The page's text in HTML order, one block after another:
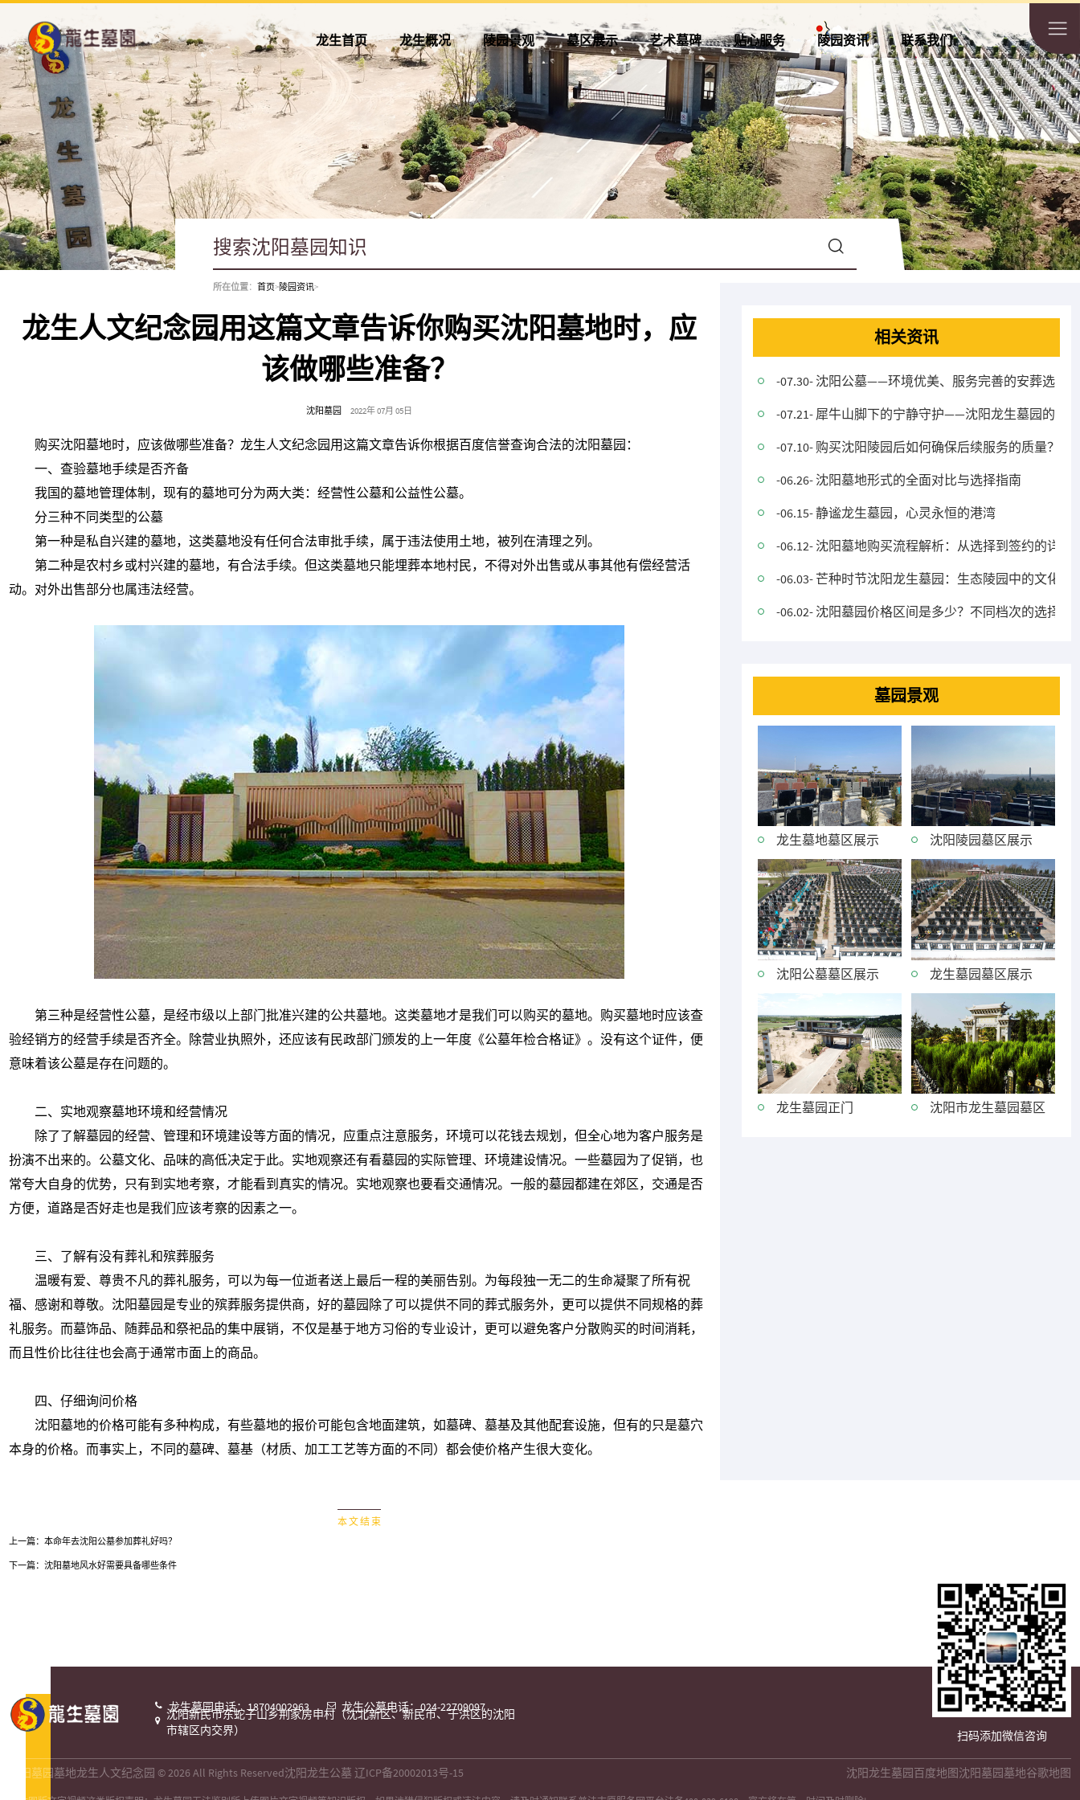
龙生首页 龙生概况 陵园景观 墓区展示 艺术墓碑 贴心服务 陵园资讯 联系我们
所在位置：首页>陵园资讯>
龙生人文纪念园用这篇文章告诉你购买沈阳墓地时，应
该做哪些准备？
沈阳墓园 2022年 07月 05日
购买沈阳墓地时，应该做哪些准备？龙生人文纪念园用这篇文章告诉你根据百度信誉查询合法的沈阳墓园：
一、查验墓地手续是否齐备
我国的墓地管理体制，现有的墓地可分为两大类：经营性公墓和公益性公墓。
分三种不同类型的公墓
第一种是私自兴建的墓地，这类墓地没有任何合法审批手续，属于违法使用土地，被列在清理之列。
第二种是农村乡或村兴建的墓地，有合法手续。但这类墓地只能埋葬本地村民，不得对外出售或从事其他有偿经营活
动。对外出售部分也属违法经营。
第三种是经营性公墓，是经市级以上部门批准兴建的公共墓地。这类墓地才是我们可以购买的墓地。购买墓地时应该查
验经销方的经营手续是否齐全。除营业执照外，还应该有民政部门颁发的上一年度《公墓年检合格证》。没有这个证件，便
意味着该公墓是存在问题的。
二、实地观察墓地环境和经营情况
除了了解墓园的经营、管理和环境建设等方面的情况，应重点注意服务，环境可以花钱去规划，但全心地为客户服务是
扮演不出来的。公墓文化、品味的高低决定于此。实地观察还有看墓园的实际管理、环境建设情况。一些墓园为了促销，也
常夸大自身的优势，只有到实地考察，才能看到真实的情况。实地观察也要看交通情况。一般的墓园都建在郊区，交通是否
方便，道路是否好走也是我们应该考察的因素之一。
三、了解有没有葬礼和殡葬服务
温暖有爱、尊贵不凡的葬礼服务，可以为每一位逝者送上最后一程的美丽告别。为每段独一无二的生命凝聚了所有祝
福、感谢和尊敬。沈阳墓园是专业的殡葬服务提供商，好的墓园除了可以提供不同的葬式服务外，更可以提供不同规格的葬
礼服务。而墓饰品、随葬品和祭祀品的集中展销，不仅是基于地方习俗的专业设计，更可以避免客户分散购买的时间消耗，
而且性价比往往也会高于通常市面上的商品。
四、仔细询问价格
沈阳墓地的价格可能有多种构成，有些墓地的报价可能包含地面建筑，如墓碑、墓基及其他配套设施，但有的只是墓穴
本身的价格。而事实上，不同的墓碑、墓基（材质、加工工艺等方面的不同）都会使价格产生很大变化。
本 文 结 束
上一篇： 本命年去沈阳公墓参加葬礼好吗？
下一篇： 沈阳​墓地风水好需要具备哪些条件
相关资讯
-07.30- 沈阳公墓——环境优美、服务完善的安葬选择
-07.21- 犀牛山脚下的宁静守护——沈阳龙生墓园的宁
-07.10- 购买沈阳陵园后如何确保后续服务的质量？
-06.26- 沈阳墓地形式的全面对比与选择指南
-06.15- 静谧龙生墓园，心灵永恒的港湾
-06.12- 沈阳墓地购买流程解析：从选择到签约的详细
-06.03- 芒种时节沈阳龙生墓园：生态陵园中的文化
-06.02- 沈阳墓园价格区间是多少？不同档次的选择有
墓园景观
龙生墓地墓区展示 沈阳陵园墓区展示
沈阳公墓墓区展示 龙生墓园墓区展示
龙生墓园正门 沈阳市龙生墓园墓区
扫码添加微信咨询
 龙生墓园电话：18704002963  龙生公墓电话：024-22709097

沈阳新民市东蛇子山乡荆家房申村（沈北新区、新民市、于洪区的沈阳
市辖区内交界）
沈阳墓园墓地龙生人文纪念园 © 2026 All Rights Reserved沈阳龙生公墓 辽ICP备20002013号-15 沈阳龙生墓园百度地图沈阳墓园墓地谷歌地图